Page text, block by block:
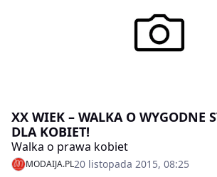
XX WIEK – WALKA O WYGODNE
DLA KOBIET!
Walka o prawa kobiet
MODAIJA.PL20 listopada 2015, 08:25